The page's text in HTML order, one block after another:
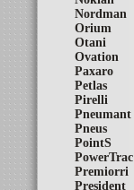
Nordman
Orium
Otani
Ovation
Paxaro
Petlas
Pirelli
Pneumant
Pneus
PointS
PowerTrac
Premiorri
President